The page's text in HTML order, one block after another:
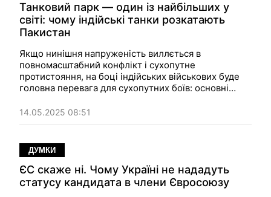
Танковий парк — один із найбільших у
світі: чому індійські танки розкатають
Пакистан
Якщо нинішня напруженість виллється в
повномасштабний конфлікт і сухопутне
протистояння, на боці індійських військових буде
головна перевага для сухопутних боїв: основні
14.05.2025 08:51
ДУМКИ
ЄC скаже ні. Чому Україні не нададуть
статусу кандидата в члени Євросоюзу